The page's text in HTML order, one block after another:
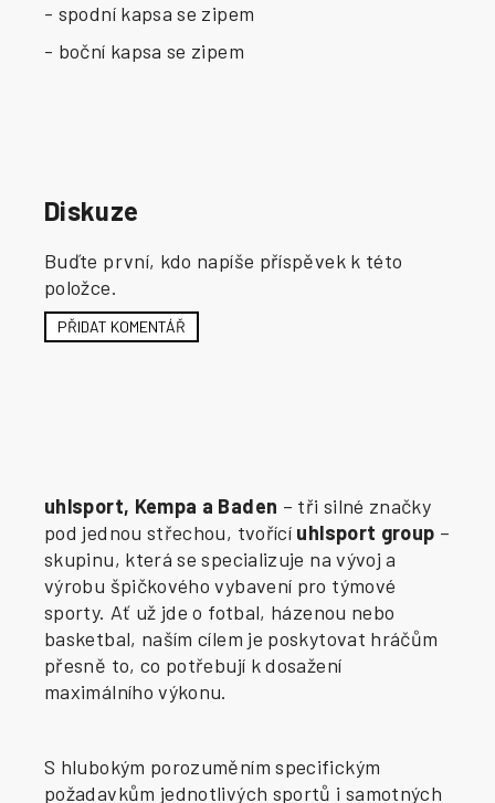
- spodní kapsa se zipem
- boční kapsa se zipem
Diskuze
Buďte první, kdo napíše příspěvek k této
položce.
PŘIDAT KOMENTÁŘ
uhlsport, Kempa a Baden – tři silné značky
pod jednou střechou, tvořící uhlsport group –
skupinu, která se specializuje na vývoj a
výrobu špičkového vybavení pro týmové
sporty. Ať už jde o fotbal, házenou nebo
basketbal, naším cílem je poskytovat hráčům
přesně to, co potřebují k dosažení
maximálního výkonu.
S hlubokým porozuměním specifickým
požadavkům jednotlivých sportů i samotných